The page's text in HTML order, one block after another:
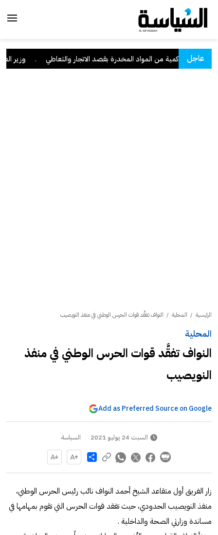
عاجلكمية من المواد المخدرة بقصد الاتجار والتعاطي وزير العدل:
الرئيسية / المحلية / النواف تفقَّد قوات الحرس الوطني في منفذ النويصيب
المحلية
النواف تفقَّد قوات الحرس الوطني في منفذ
النويصيب
Add as Preferred Source on Google
السبت 24 يوليو 2021 السياسة
Share
زار الفريق أول متقاعد الشيخ أحمد النواف نائب رئيس الحرس الوطني،
منفذ النويصيب الحدودي، حيث تفقد قوات الحرس التي تقوم بمهامها في
مساندة وزارتي الصحة والداخلية .